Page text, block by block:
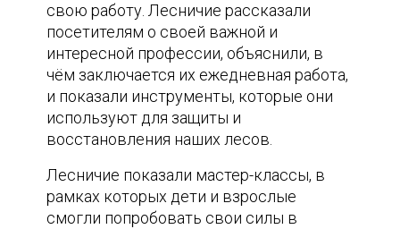
свою работу. Лесничие рассказали
посетителям о своей важной и
интересной профессии, объяснили, в
чём заключается их ежедневная работа,
и показали инструменты, которые они
используют для защиты и
восстановления наших лесов.
Лесничие показали мастер-классы, в
рамках которых дети и взрослые
смогли попробовать свои силы в